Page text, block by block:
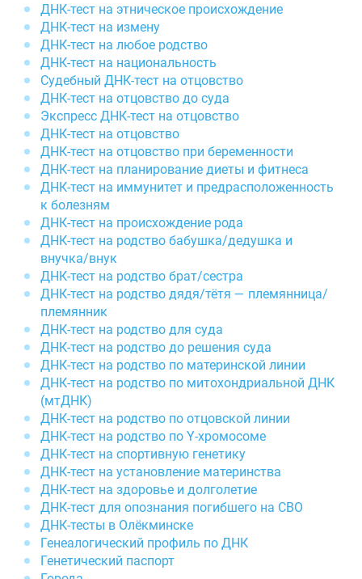
ДНК-тест на этническое происхождение
ДНК-тест на измену
ДНК-тест на любое родство
ДНК-тест на национальность
Судебный ДНК-тест на отцовство
ДНК-тест на отцовство до суда
Экспресс ДНК-тест на отцовство
ДНК-тест на отцовство
ДНК-тест на отцовство при беременности
ДНК-тест на планирование диеты и фитнеса
ДНК-тест на иммунитет и предрасположенность
к болезням
ДНК-тест на происхождение рода
ДНК-тест на родство бабушка/дедушка и
внучка/внук
ДНК-тест на родство брат/сестра
ДНК-тест на родство дядя/тётя — племянница/
племянник
ДНК-тест на родство для суда
ДНК-тест на родство до решения суда
ДНК-тест на родство по материнской линии
ДНК-тест на родство по митохондриальной ДНК
(мтДНК)
ДНК-тест на родство по отцовской линии
ДНК-тест на родство по Y-хромосоме
ДНК-тест на спортивную генетику
ДНК-тест на установление материнства
ДНК-тест на здоровье и долголетие
ДНК-тест для опознания погибшего на СВО
ДНК-тесты в Олёкминске
Генеалогический профиль по ДНК
Генетический паспорт